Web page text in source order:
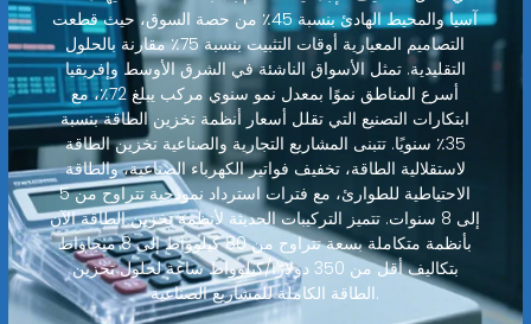
آسيا والمحيط الهادئ بنسبة 45٪ من حصة السوق، حيث قطعت
التصاميم المعيارية أوقات التثبيت بنسبة 75٪ مقارنة بالحلول
التقليدية. تمثل الأسواق الناشئة في الشرق الأوسط وإفريقيا
أسرع المناطق نموًا بمعدل نمو سنوي مركب يبلغ 72٪، مع
ابتكارات التصنيع التي تقلل أسعار أنظمة تخزين الطاقة بنسبة
35٪ سنويًا. تتبنى المشاريع التجارية والصناعية تخزين الطاقة
لاستقلالية الطاقة، تخفيف فواتير الكهرباء الصناعية، والطاقة
الاحتياطية للطوارئ، مع فترات استرداد نموذجية تتراوح من 5
إلى 8 سنوات. تتميز التركيبات الحديثة لأنظمة تخزين الطاقة الآن
بأنظمة متكاملة بسعة تتراوح من 80 كيلوواط إلى 8 ميجاواط
بتكاليف أقل من 350 دولارًا/كيلوواط ساعة لحلول تخزين
الطاقة الكاملة للمشاريع الصناعية.